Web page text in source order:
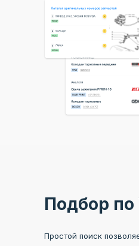
Каталоги VINPIN и
Поступления
Списания
Перемещения
Адресное хранение
25 интегрированных
Воронки продаж
Рекламные каналы
Интеграция с
Рабочий график
Оплата труда и
Движение денежных
On-line касса
Балансы организации
Шаблоны рассылок
Маркетплейс
Подбор по
Простой поиск